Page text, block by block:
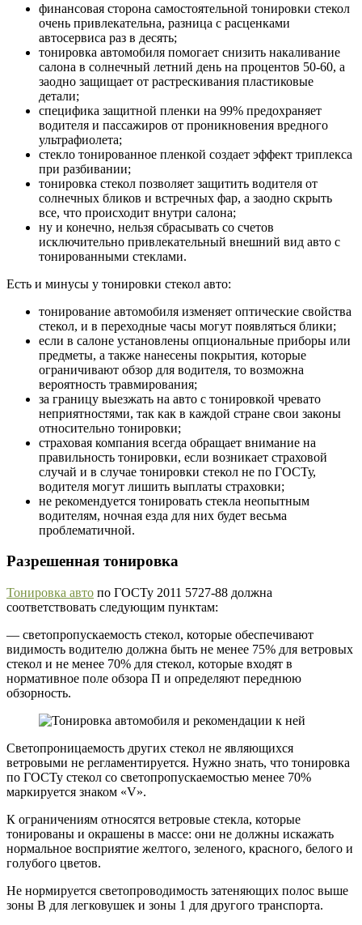
финансовая сторона самостоятельной тонировки стекол
очень привлекательна, разница с расценками
автосервиса раз в десять;
тонировка автомобиля помогает снизить накаливание
салона в солнечный летний день на процентов 50-60, а
заодно защищает от растрескивания пластиковые
детали;
специфика защитной пленки на 99% предохраняет
водителя и пассажиров от проникновения вредного
ультрафиолета;
стекло тонированное пленкой создает эффект триплекса
при разбивании;
тонировка стекол позволяет защитить водителя от
солнечных бликов и встречных фар, а заодно скрыть
все, что происходит внутри салона;
ну и конечно, нельзя сбрасывать со счетов
исключительно привлекательный внешний вид авто с
тонированными стеклами.
Есть и минусы у тонировки стекол авто:
тонирование автомобиля изменяет оптические свойства
стекол, и в переходные часы могут появляться блики;
если в салоне установлены опциональные приборы или
предметы, а также нанесены покрытия, которые
ограничивают обзор для водителя, то возможна
вероятность травмирования;
за границу выезжать на авто с тонировкой чревато
неприятностями, так как в каждой стране свои законы
относительно тонировки;
страховая компания всегда обращает внимание на
правильность тонировки, если возникает страховой
случай и в случае тонировки стекол не по ГОСТу,
водителя могут лишить выплаты страховки;
не рекомендуется тонировать стекла неопытным
водителям, ночная езда для них будет весьма
проблематичной.
Разрешенная тонировка
Тонировка авто по ГОСТу 2011 5727-88 должна
соответствовать следующим пунктам:
— светопропускаемость стекол, которые обеспечивают
видимость водителю должна быть не менее 75% для ветровых
стекол и не менее 70% для стекол, которые входят в
нормативное поле обзора П и определяют переднюю
обзорность.
Светопроницаемость других стекол не являющихся
ветровыми не регламентируется. Нужно знать, что тонировка
по ГОСТу стекол со светопропускаемостью менее 70%
маркируется знаком «V».
К ограничениям относятся ветровые стекла, которые
тонированы и окрашены в массе: они не должны искажать
нормальное восприятие желтого, зеленого, красного, белого и
голубого цветов.
Не нормируется светопроводимость затеняющих полос выше
зоны В для легковушек и зоны 1 для другого транспорта.